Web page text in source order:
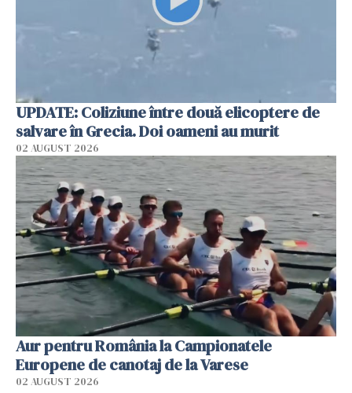
UPDATE: Coliziune între două elicoptere de
salvare în Grecia. Doi oameni au murit
02 AUGUST 2026
Aur pentru România la Campionatele
Europene de canotaj de la Varese
02 AUGUST 2026